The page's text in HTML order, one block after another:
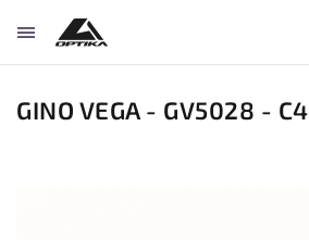
GINO VEGA - GV5028 - C4